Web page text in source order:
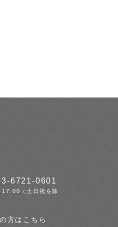
6721-0601
（土日祝を除
方はこちら